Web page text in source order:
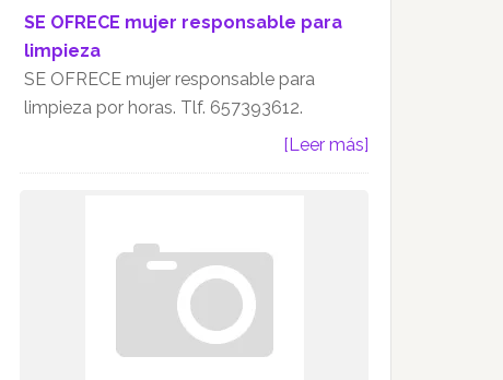
SE OFRECE mujer responsable para
limpieza
SE OFRECE mujer responsable para
limpieza por horas. Tlf. 657393612.
[Leer más]